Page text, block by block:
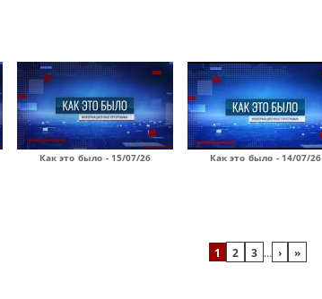
Как это было - 15/07/26 Как это было - 14/07/26
1 2 3 … › »